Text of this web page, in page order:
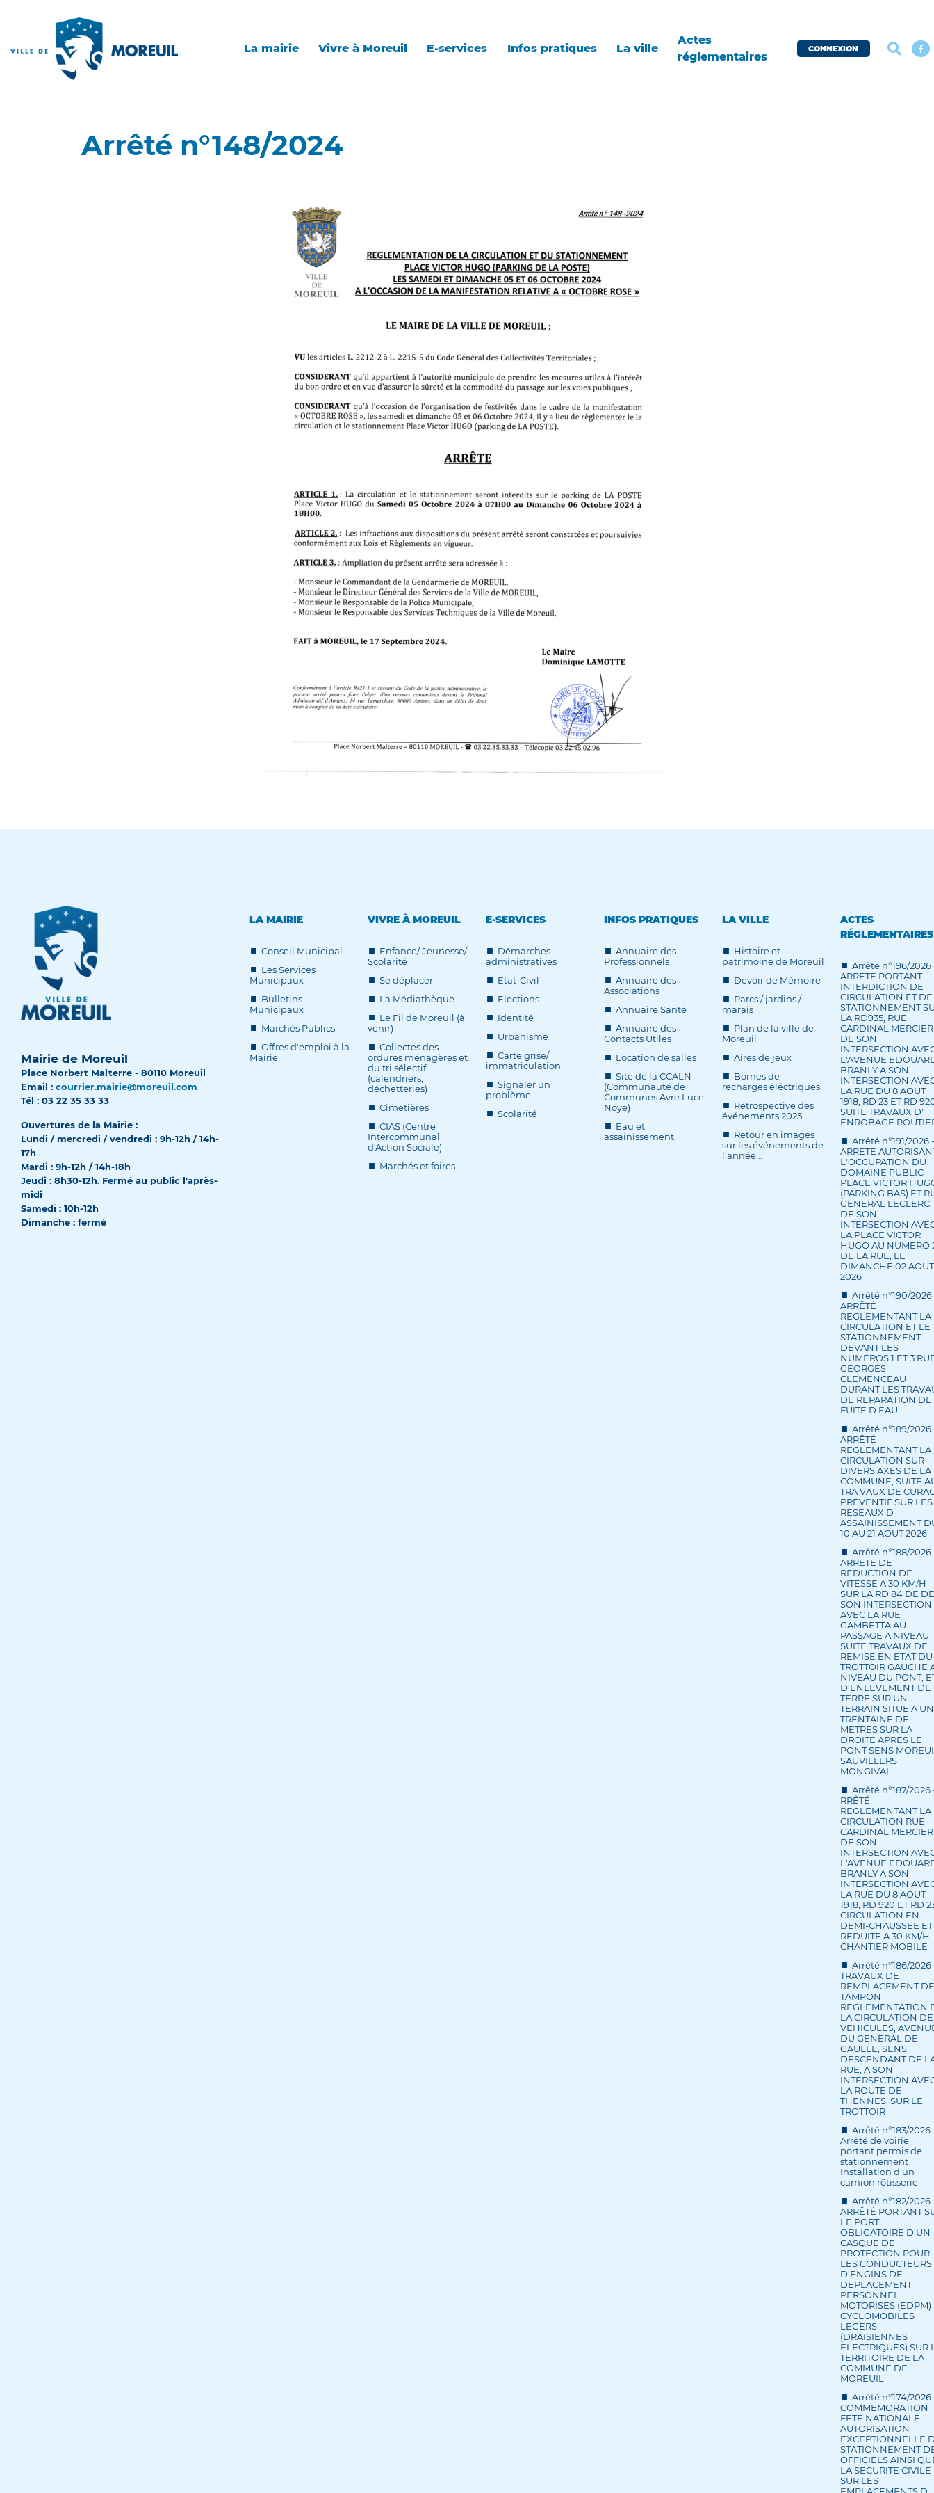
La mairie Vivre à Moreuil E-services Infos pratiques La ville
Actes
réglementaires
CONNEXION
Arrêté n°148/2024
Mairie de Moreuil
Place Norbert Malterre - 80110 Moreuil
Email : courrier.mairie@moreuil.com
Tél : 03 22 35 33 33
Ouvertures de la Mairie :
Lundi / mercredi / vendredi : 9h-12h / 14h-
17h
Mardi : 9h-12h / 14h-18h
Jeudi : 8h30-12h. Fermé au public l'après-
midi
Samedi : 10h-12h
Dimanche : fermé
LA MAIRIE
Conseil Municipal
Les Services
Municipaux
Bulletins
Municipaux
Marchés Publics
Offres d'emploi à la
Mairie
VIVRE À MOREUIL
Enfance/ Jeunesse/
Scolarité
Se déplacer
La Médiathèque
Le Fil de Moreuil (à
venir)
Collectes des
ordures ménagères et
du tri sélectif
(calendriers,
déchetteries)
Cimetières
CIAS (Centre
Intercommunal
d'Action Sociale)
Marchés et foires
E-SERVICES
Démarches
administratives
Etat-Civil
Elections
Identité
Urbanisme
Carte grise/
immatriculation
Signaler un
problème
Scolarité
INFOS PRATIQUES
Annuaire des
Professionnels
Annuaire des
Associations
Annuaire Santé
Annuaire des
Contacts Utiles
Location de salles
Site de la CCALN
(Communauté de
Communes Avre Luce
Noye)
Eau et
assainissement
LA VILLE
Histoire et
patrimoine de Moreuil
Devoir de Mémoire
Parcs / jardins /
marais
Plan de la ville de
Moreuil
Aires de jeux
Bornes de
recharges éléctriques
Rétrospective des
événements 2025
Retour en images
sur les événements de
l'année...
ACTES
RÉGLEMENTAIRES
Arrêté n°196/2026
ARRETE PORTANT
INTERDICTION DE
CIRCULATION ET DE
STATIONNEMENT
LA RD935, RUE
CARDINAL MERCIER
DE SON
INTERSECTION
L'AVENUE
BRANLY A SON
INTERSECTION
LA RUE DU 8 AOUT
1918, RD 23 ET RD
SUITE TRAVAUX D'
ENROBAGE
Arrêté n°191/2026 -
ARRETE
L'OCCUPATION DU
DOMAINE PUBLIC
PLACE VICTOR
(PARKING BAS) ET
GENERAL LECLERC,
DE SON
INTERSECTION
LA PLACE VICTOR
HUGO AU NUMERO
DE LA RUE, LE
DIMANCHE 02 AOUT
2026
Arrêté n°190/2026
ARRÊTÉ
REGLEMENTANT LA
CIRCULATION ET LE
STATIONNEMENT
DEVANT LES
NUMEROS 1 ET 3
GEORGES
CLEMENCEAU
DURANT LES
DE REPARATION DE
FUITE D EAU
Arrêté n°189/2026
ARRÊTÉ
REGLEMENTANT LA
CIRCULATION SUR
DIVERS AXES DE LA
COMMUNE, SUITE
TRA VAUX DE
PREVENTIF SUR LES
RESEAUX D
ASSAINISSEMENT
10 AU 21 AOUT 2026
Arrêté n°188/2026
ARRETE DE
REDUCTION DE
VITESSE A 30 KM/H
SUR LA RD 84 DE DE
SON INTERSECTION
AVEC LA RUE
GAMBETTA AU
PASSAGE A NIVEAU
SUITE TRAVAUX DE
REMISE EN ETAT DU
TROTTOIR GAUCHE
NIVEAU DU PONT,
D'ENLEVEMENT DE
TERRE SUR UN
TERRAIN SITUE A
TRENTAINE DE
METRES SUR LA
DROITE APRES LE
PONT SENS
SAUVILLERS
MONGIVAL
Arrêté n°187/2026
RRÊTÉ
REGLEMENTANT LA
CIRCULATION RUE
CARDINAL MERCIER
DE SON
INTERSECTION
L'AVENUE
BRANLY A SON
INTERSECTION
LA RUE DU 8 AOUT
1918, RD 920 ET RD
CIRCULATION EN
DEMI-CHAUSSEE ET
REDUITE A 30 KM/H,
CHANTIER MOBILE
Arrêté n°186/2026
TRAVAUX DE
REMPLACEMENT DE
TAMPON
REGLEMENTATION
LA CIRCULATION
VEHICULES,
DU GENERAL DE
GAULLE, SENS
DESCENDANT DE
RUE, A SON
INTERSECTION
LA ROUTE DE
THENNES, SUR LE
TROTTOIR
Arrêté n°183/2026
Arrêté de voirie
portant permis de
stationnement
Installation d'un
camion rôtisserie
Arrêté n°182/2026
ARRÊTÉ PORTANT
LE PORT
OBLIGATOIRE D'UN
CASQUE DE
PROTECTION POUR
LES CONDUCTEURS
D'ENGINS DE
DEPLACEMENT
PERSONNEL
MOTORISES (EDPM)
CYCLOMOBILES
LEGERS
(DRAISIENNES
ELECTRIQUES) SUR
TERRITOIRE DE LA
COMMUNE DE
MOREUIL
Arrêté n°174/2026
COMMEMORATION
FETE NATIONALE
AUTORISATION
EXCEPTIONNELLE
STATIONNEMENT
OFFICIELS AINSI
LA SECURITE CIVILE
SUR LES